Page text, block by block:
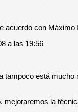
acuerdo con
a las 19:56
tampoco está
mejoraremos la